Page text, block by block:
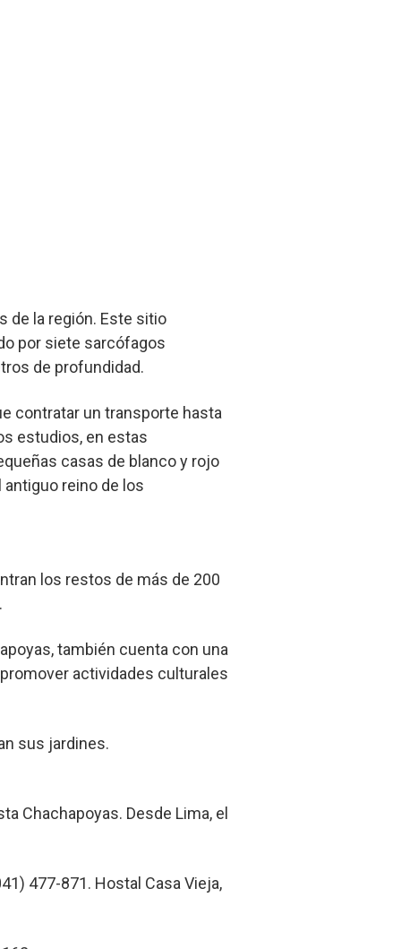
de la región. Este sitio
por siete sarcófagos
de profundidad.
contratar un transporte hasta
estudios, en estas
casas de blanco y rojo
reino de los
los restos de más de 200
también cuenta con una
actividades culturales
sus jardines.
Chachapoyas. Desde Lima, el
477-871. Hostal Casa Vieja,